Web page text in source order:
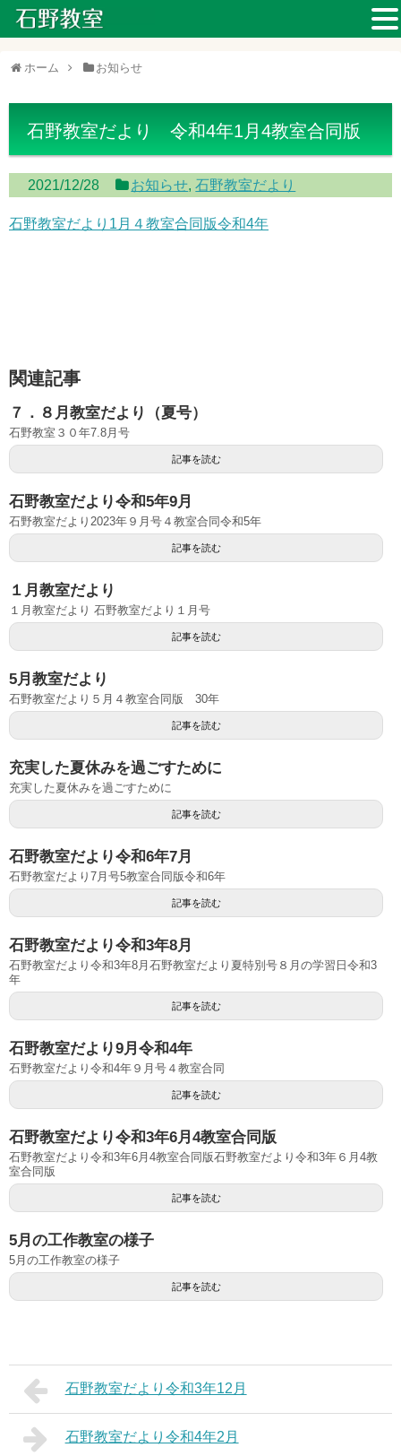
ホーム お知らせ
石野教室だより 令和4年1月4教室合同版
2021/12/28 お知らせ,石野教室だより
石野教室だより1月４教室合同版令和4年
関連記事
７．８月教室だより（夏号）
石野教室３０年7.8月号
記事を読む
石野教室だより令和5年9月
石野教室だより2023年９月号４教室合同令和5年
記事を読む
１月教室だより
１月教室だより 石野教室だより１月号
記事を読む
5月教室だより
石野教室だより５月４教室合同版 30年
記事を読む
充実した夏休みを過ごすために
充実した夏休みを過ごすために
記事を読む
石野教室だより令和6年7月
石野教室だより7月号5教室合同版令和6年
記事を読む
石野教室だより令和3年8月
石野教室だより令和3年8月石野教室だより夏特別号８月の学習日令和3
年
記事を読む
石野教室だより9月令和4年
石野教室だより令和4年９月号４教室合同
記事を読む
石野教室だより令和3年6月4教室合同版
石野教室だより令和3年6月4教室合同版石野教室だより令和3年６月4教
室合同版
記事を読む
5月の工作教室の様子
5月の工作教室の様子
記事を読む
石野教室だより令和3年12月
石野教室だより令和4年2月